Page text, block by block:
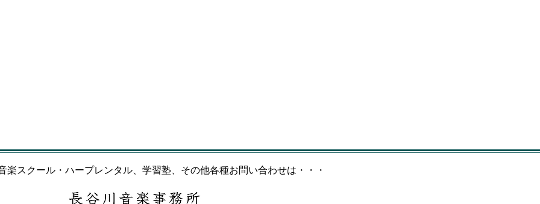
楽スクール・ハープレンタル、学習塾、その他各種お問い合わせは・・・